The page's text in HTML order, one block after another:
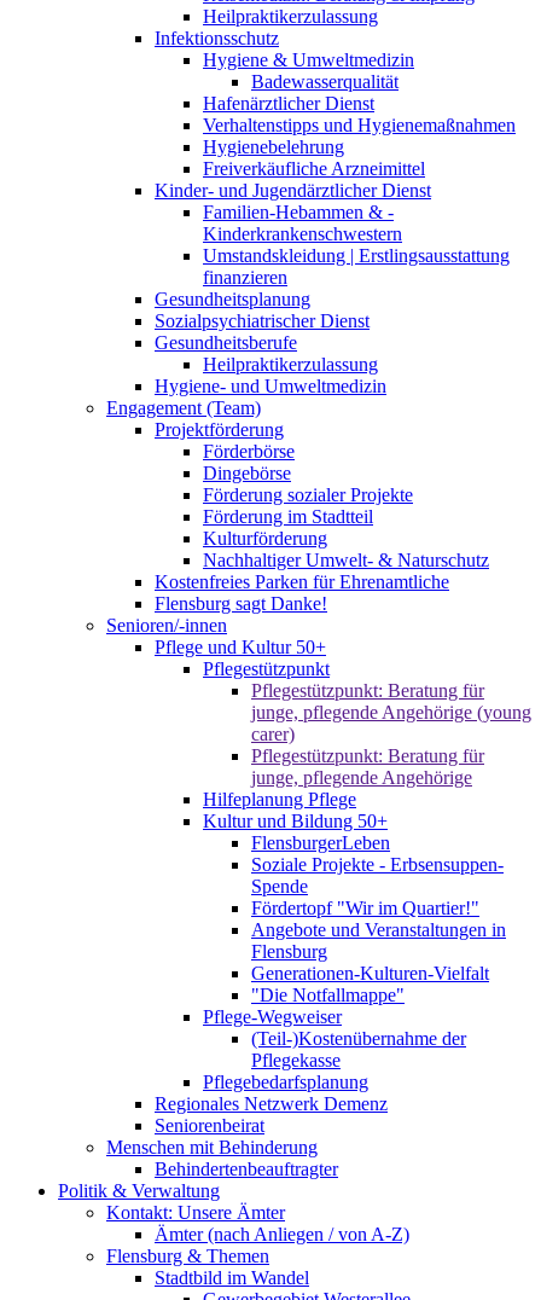
Heilpraktikerzulassung
Infektionsschutz
Hygiene & Umweltmedizin
Badewasserqualität
Hafenärztlicher Dienst
Verhaltenstipps und Hygienemaßnahmen
Hygienebelehrung
Freiverkäufliche Arzneimittel
Kinder- und Jugendärztlicher Dienst
Familien-Hebammen & -
Kinderkrankenschwestern
Umstandskleidung | Erstlingsausstattung
finanzieren
Gesundheitsplanung
Sozialpsychiatrischer Dienst
Gesundheitsberufe
Heilpraktikerzulassung
Hygiene- und Umweltmedizin
Engagement (Team)
Projektförderung
Förderbörse
Dingebörse
Förderung sozialer Projekte
Förderung im Stadtteil
Kulturförderung
Nachhaltiger Umwelt- & Naturschutz
Kostenfreies Parken für Ehrenamtliche
Flensburg sagt Danke!
Senioren/-innen
Pflege und Kultur 50+
Pflegestützpunkt
Pflegestützpunkt: Beratung für
junge, pflegende Angehörige (young
carer)
Pflegestützpunkt: Beratung für
junge, pflegende Angehörige
Hilfeplanung Pflege
Kultur und Bildung 50+
FlensburgerLeben
Soziale Projekte - Erbsensuppen-
Spende
Fördertopf "Wir im Quartier!"
Angebote und Veranstaltungen in
Flensburg
Generationen-Kulturen-Vielfalt
"Die Notfallmappe"
Pflege-Wegweiser
(Teil-)Kostenübernahme der
Pflegekasse
Pflegebedarfsplanung
Regionales Netzwerk Demenz
Seniorenbeirat
Menschen mit Behinderung
Behindertenbeauftragter
Politik & Verwaltung
Kontakt: Unsere Ämter
Ämter (nach Anliegen / von A-Z)
Flensburg & Themen
Stadtbild im Wandel